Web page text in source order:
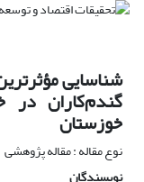
شناسایی
گندم‌کاران
خوزستان
نوع مقاله : مقاله پژوهشی